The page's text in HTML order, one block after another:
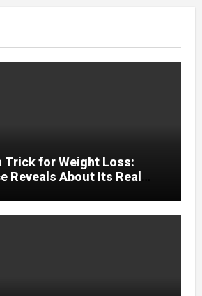
Trick for Weight Loss:
Reveals About Its Real